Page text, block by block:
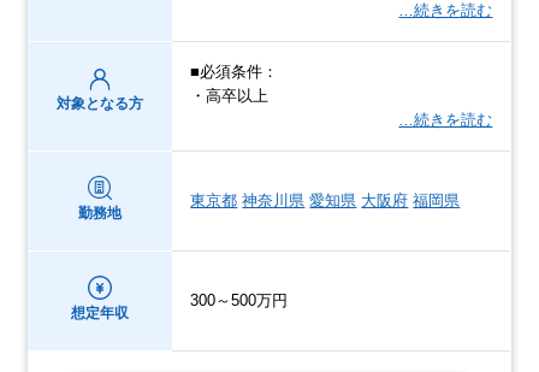
…続きを読む
対象となる方
■必須条件：
・高卒以上
…続きを読む
勤務地
東京都 神奈川県 愛知県 大阪府 福岡県
想定年収
300～500万円